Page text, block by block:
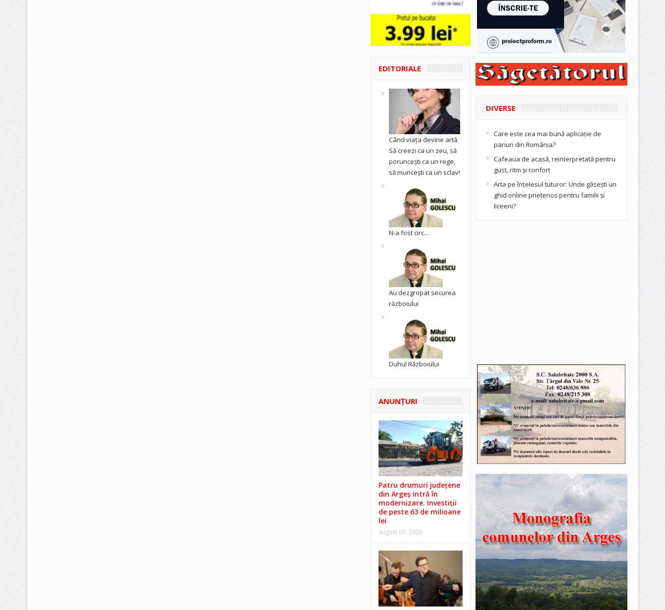
EDITORIALE
Când viața devine artă:
Să creezi ca un zeu, să
poruncești ca un rege,
să muncești ca un sclav!
N-a fost circ...
Au dezgropat securea
războiului
Duhul Războiului
ANUNŢURI
Patru drumuri județene
din Argeș intră în
modernizare. Investiții
de peste 63 de milioane
lei
august 07, 2026
DIVERSE
Care este cea mai bună aplicație de
pariuri din România?
Cafeaua de acasă, reinterpretată pentru
gust, ritm și confort
Arta pe înțelesul tuturor: Unde găsești un
ghid online prietenos pentru familii și
liceeni?